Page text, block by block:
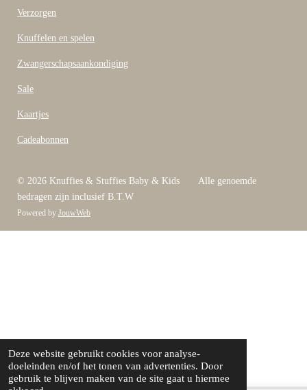
Deze website gebruikt cookies voor analyse-
doeleinden en/of het tonen van advertenties. Door
gebruik te blijven maken van de site gaat u hiermee
Verzorgen
Knuffelen en spelen
Zwangerschapsaankondiging
Sale
Kaartjes
Cadeabonnen
© 2026 Knuffies & Stuffies Baby & Kids Alle genoemde
bedragen zijn inclusief B.T.W
Powered by JouwWeb